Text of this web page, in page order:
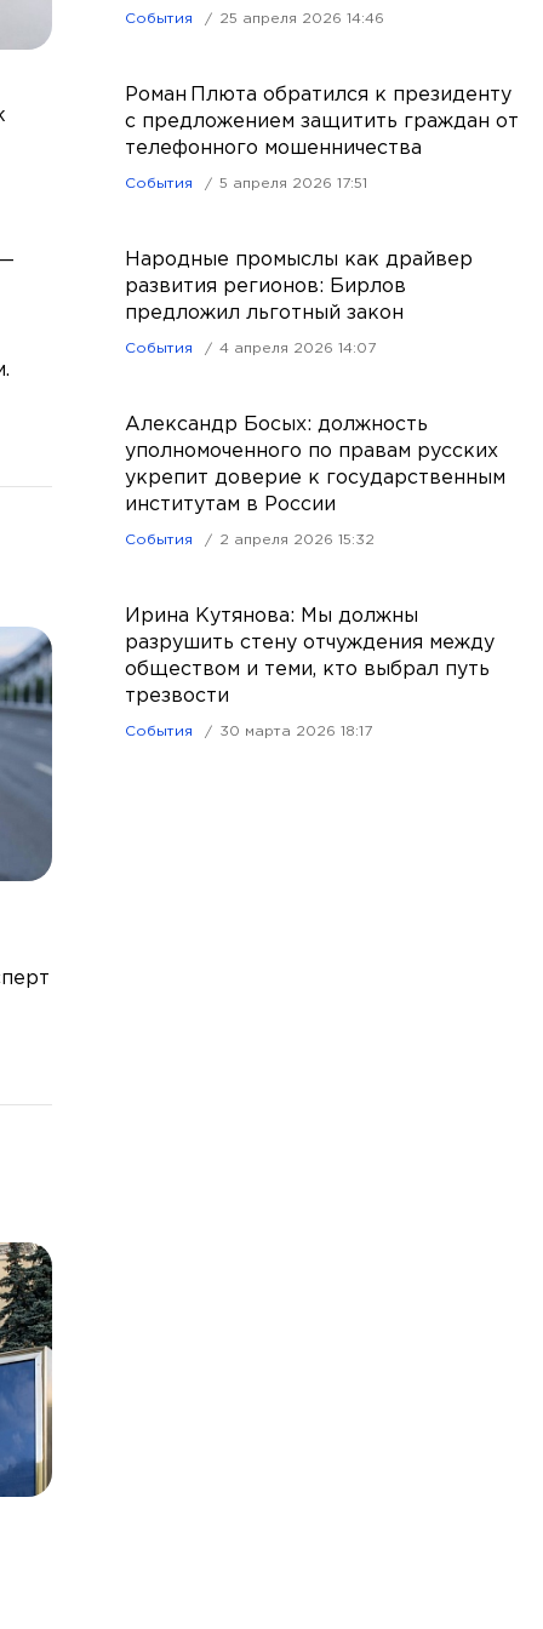
События 25 апреля 2026 14:46
Роман Плюта обратился к президенту
с предложением защитить граждан от
телефонного мошенничества
События 5 апреля 2026 17:51
Народные промыслы как драйвер
развития регионов: Бирлов
предложил льготный закон
События 4 апреля 2026 14:07
Александр Босых: должность
уполномоченного по правам русских
укрепит доверие к государственным
институтам в России
События 2 апреля 2026 15:32
Ирина Кутянова: Мы должны
разрушить стену отчуждения между
обществом и теми, кто выбрал путь
трезвости
События 30 марта 2026 18:17